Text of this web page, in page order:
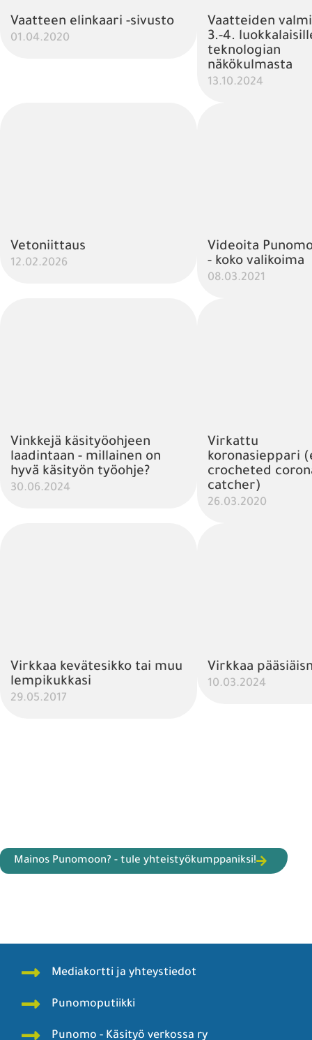
Vaatteen elinkaari -sivusto
01.04.2020
Vaatteiden
3.-4.
teknologian
näkökulmasta
13.10.2024
Vetoniittaus
12.02.2026
Videoita
- koko valikoima
08.03.2021
Vinkkejä käsityöohjeen
laadintaan - millainen on
hyvä käsityön työohje?
30.06.2024
Virkattu
koronasieppari
crocheted
catcher)
26.03.2020
Virkkaa kevätesikko tai muu
lempikukkasi
29.05.2017
Virkkaa
10.03.2024
Mainos Punomoon? - tule yhteistyökumppaniksi!
Mediakortti ja yhteystiedot
Punomoputiikki
Punomo - Käsityö verkossa ry